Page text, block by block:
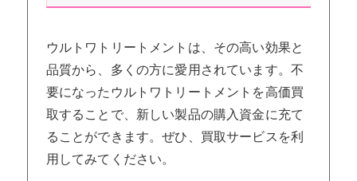
ウルトワトリートメントは、その高い効果と
品質から、多くの方に愛用されています。不
要になったウルトワトリートメントを高価買
取することで、新しい製品の購入資金に充て
ることができます。ぜひ、買取サービスを利
用してみてください。